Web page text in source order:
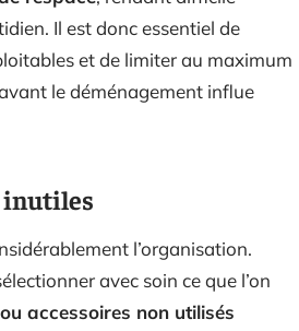
Il est donc essentiel de
et de limiter au maximum
le déménagement influe
inutiles
l’organisation.
avec soin ce que l’on
accessoires non utilisés